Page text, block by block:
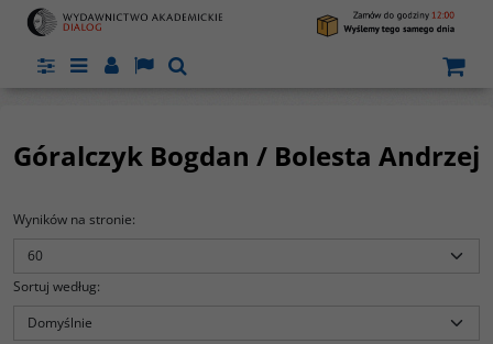
PanelMenuPanelLangSzukaj
Góralczyk Bogdan / Bolesta Andrzej
Wyników na stronie:
Sortuj według: